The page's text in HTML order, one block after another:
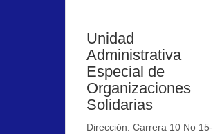
Unidad
Administrativa
Especial de
Organizaciones
Solidarias
Dirección: Carrera 10 No 15-